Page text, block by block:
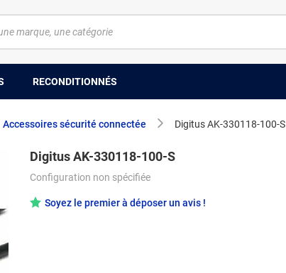
RECONDITIONNÉS
Accessoires sécurité connectée Digitus AK-330118-100-S
Digitus AK-330118-100-S
Configuration non spécifiée
Soyez le premier à déposer un avis !